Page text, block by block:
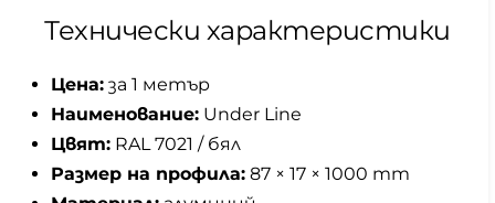
Технически характеристики
Цена: за 1 метър
Наименование: Under Line
Цвят: RAL 7021 / бял
Размер на профила: 87 × 17 × 1000 mm